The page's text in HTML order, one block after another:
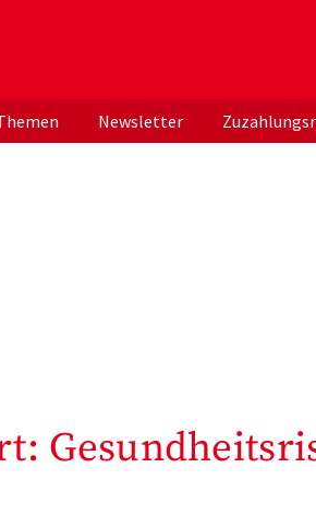
Newsletter